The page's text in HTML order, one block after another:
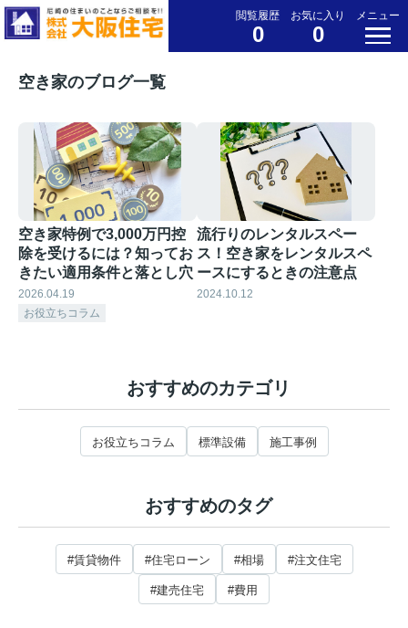
閲覧履歴
0
お気に入り
0
メニュー
空き家のブログ一覧
空き家特例で3,000万円控
除を受けるには？知ってお
きたい適用条件と落とし穴
2026.04.19
お役立ちコラム
流行りのレンタルスペー
ス！空き家をレンタルスペ
ースにするときの注意点
2024.10.12
おすすめのカテゴリ
お役立ちコラム 標準設備 施工事例
おすすめのタグ
#賃貸物件 #住宅ローン #相場 #注文住宅
#建売住宅 #費用